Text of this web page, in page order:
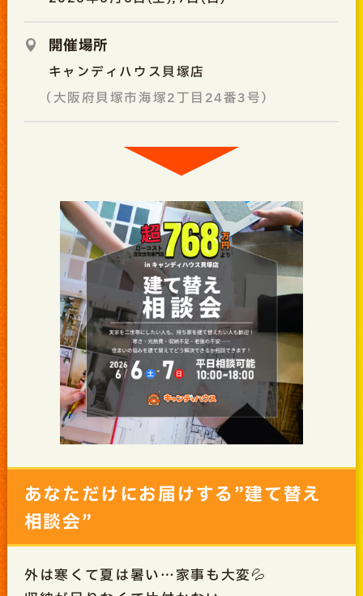
開催場所
キャンディハウス貝塚店
（大阪府貝塚市海塚2丁目24番3号）
あなただけにお届けする”建て替え
相談会”
外は寒くて夏は暑い…家事も大変💦